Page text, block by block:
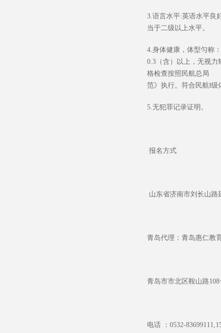
3.语言水平:英语水平良
当于二级以上水平。
4.身体健康，体型匀称
0.3 （含）以上，无视
格检查按照民航总局
范》执行。符合民航Ⅰ级
5.无犯罪记录证明。
报名方式
山东省济南市刘长山路
青岛代理：青岛惠仁教
青岛市市北区鞍山路108
电话 ： 0532-